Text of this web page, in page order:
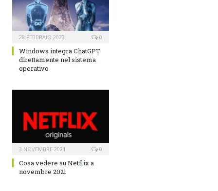
28 FEBBRAIO 2023 0
Windows integra ChatGPT
direttamente nel sistema
operativo
3 NOVEMBRE 2021 0
Cosa vedere su Netflix a
novembre 2021